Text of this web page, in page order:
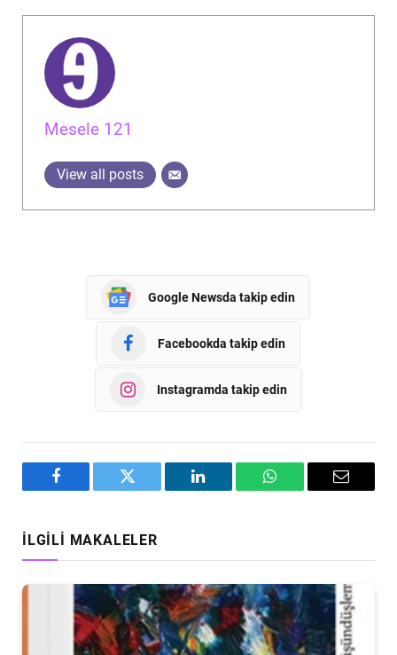
Mesele 121
View all posts
Google Newsda takip edin
Facebookda takip edin
Instagramda takip edin
Facebook Twitter LinkedIn WhatsAppEmail
İLGILI MAKALELER